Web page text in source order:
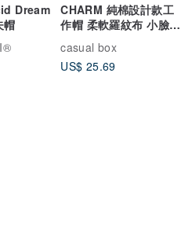
Dream
帽
CHARM 純棉設計款工
作帽 柔軟羅紋布 小臉效
casual box
US$ 25.69